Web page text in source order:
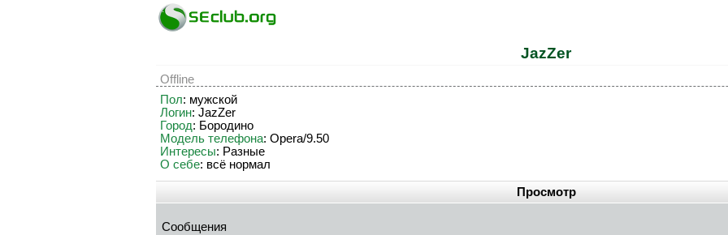
JazZer
Offline
Пол: мужской
Логин: JazZer
Город: Бородино
Модель телефона: Opera/9.50
Интересы: Разные
О себе: всё нормал
Просмотр
Сообщения